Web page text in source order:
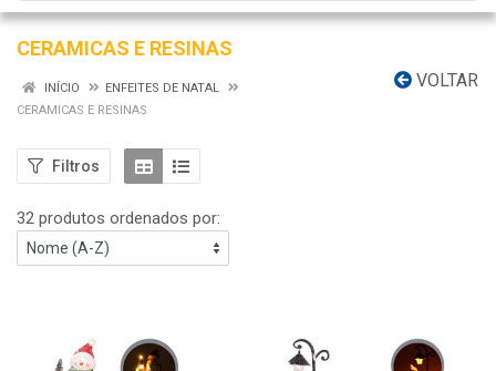
CERAMICAS E RESINAS
VOLTAR
INÍCIO
ENFEITES DE NATAL
CERAMICAS E RESINAS
Filtros
32 produtos ordenados por: